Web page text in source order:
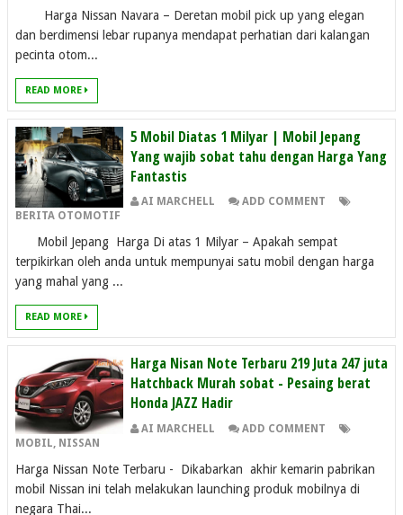
Harga Nissan Navara – Deretan mobil pick up yang elegan
dan berdimensi lebar rupanya mendapat perhatian dari kalangan
pecinta otom...
READ MORE
5 Mobil Diatas 1 Milyar | Mobil Jepang
Yang wajib sobat tahu dengan Harga Yang
Fantastis
AI MARCHELL
ADD COMMENT
BERITA OTOMOTIF
Mobil Jepang Harga Di atas 1 Milyar – Apakah sempat
terpikirkan oleh anda untuk mempunyai satu mobil dengan harga
yang mahal yang ...
READ MORE
Harga Nisan Note Terbaru 219 Juta 247 juta
Hatchback Murah sobat - Pesaing berat
Honda JAZZ Hadir
AI MARCHELL
ADD COMMENT
MOBIL, NISSAN
Harga Nissan Note Terbaru - Dikabarkan akhir kemarin pabrikan
mobil Nissan ini telah melakukan launching produk mobilnya di
negara Thai...